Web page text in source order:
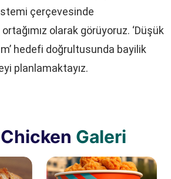
çerçevesinde
ortağımız olarak görüyoruz. ‘Düşük
hedefi doğrultusunda bayilik
planlamaktayız.
Galeri